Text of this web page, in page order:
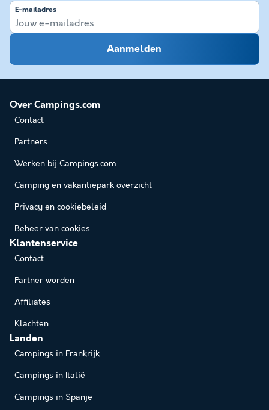
E-mailadres
Aanmelden
Over Campings.com
Contact
Partners
Werken bij Campings.com
Camping en vakantiepark overzicht
Privacy en cookiebeleid
Beheer van cookies
Klantenservice
Contact
Partner worden
Affiliates
Klachten
Landen
Campings in Frankrijk
Campings in Italië
Campings in Spanje